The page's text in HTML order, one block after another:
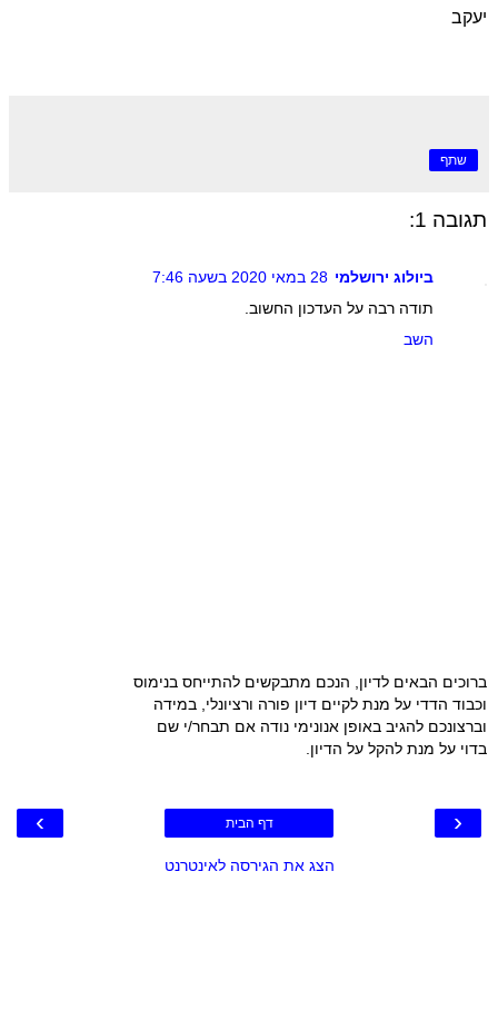
יעקב
שתף
תגובה 1:
ביולוג ירושלמי 28 במאי 2020 בשעה 7:46
תודה רבה על העדכון החשוב.
השב
ברוכים הבאים לדיון, הנכם מתבקשים להתייחס בנימוס
וכבוד הדדי על מנת לקיים דיון פורה ורציונלי, במידה
וברצונכם להגיב באופן אנונימי נודה אם תבחר/י שם
בדוי על מנת להקל על הדיון.
‹
› דף הבית
הצג את הגירסה לאינטרנט